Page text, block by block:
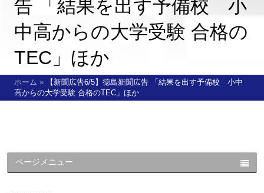
告 「結果を出す予備校 小
中高からの大学受験 合格の
TEC」ほか
ホーム »
【新聞広告6/5】徳島新聞広告 「結果を出す予備校 小中
高からの大学受験 合格のTEC」ほか
ページメニュー